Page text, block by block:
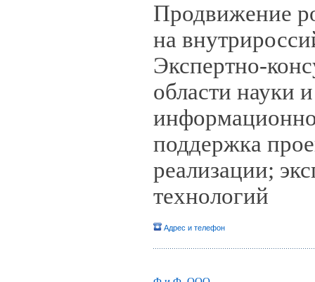
Продвижение
на
Экспертно-
области науки
поддержка
реализации;
технологий
Адрес и телефон